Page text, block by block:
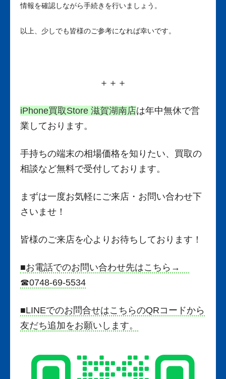
情報を確認しながら手続きを行いましょう。
以上、少しでも皆様のご参考になれば幸いです。
＋＋＋
iPhone買取Store 滋賀湖南店は年中無休で営
業しております。
手持ちの端末の相場価格を知りたい、買取の
相談など無料で受付しております。
まずは一度お気軽にご来店・お問い合わせ下
さいませ！
皆様のご来店を心よりお待ちしております！
■お電話でのお問い合わせ先はこちら→
☎0748-69-5534
■LINEでのお問合せはこちらのQRコードから
友だち追加をお願いします。